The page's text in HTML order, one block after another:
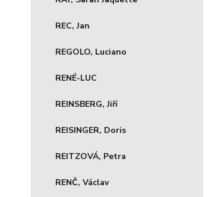
REC, Jan
REGOLO, Luciano
RENÉ-LUC
REINSBERG, Jiří
REISINGER, Doris
REITZOVÁ, Petra
RENČ, Václav